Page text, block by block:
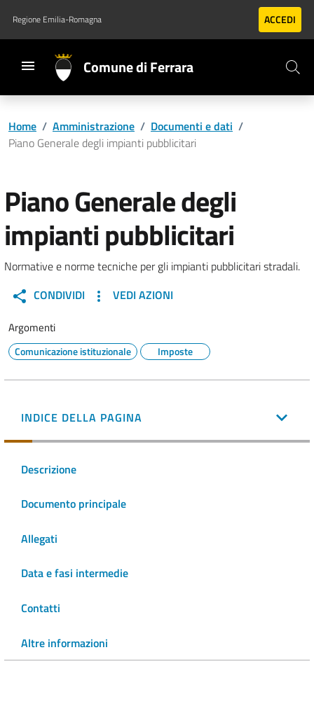
Vai al contenuto principale
Vai al footer
Regione Emilia-Romagna ACCEDI
Comune di Ferrara
Home / Amministrazione / Documenti e dati /
Piano Generale degli impianti pubblicitari
Piano Generale degli
impianti pubblicitari
Normative e norme tecniche per gli impianti pubblicitari stradali.
CONDIVIDI
VEDI AZIONI
Argomenti
Comunicazione istituzionale Imposte
INDICE DELLA PAGINA
Descrizione
Documento principale
Allegati
Data e fasi intermedie
Contatti
Altre informazioni